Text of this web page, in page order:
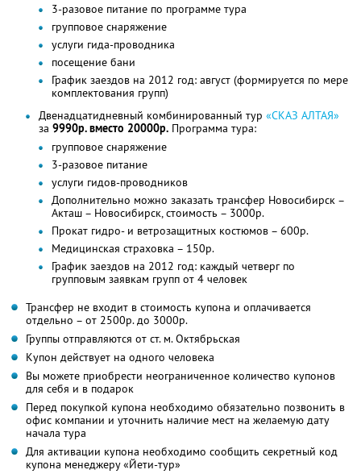
3-разовое питание по программе тура
групповое снаряжение
услуги гида-проводника
посещение бани
График заездов на 2012 год: август (формируется по мере
комплектования групп)
Двенадцатидневный комбинированный тур «СКАЗ АЛТАЯ»
за 9990р. вместо 20000р. Программа тура:
групповое снаряжение
3-разовое питание
услуги гидов-проводников
Дополнительно можно заказать трансфер Новосибирск –
Акташ – Новосибирск, стоимость – 3000р.
Прокат гидро- и ветрозащитных костюмов – 600р.
Медицинская страховка – 150р.
График заездов на 2012 год: каждый четверг по
групповым заявкам групп от 4 человек
Трансфер не входит в стоимость купона и оплачивается
отдельно – от 2500р. до 3000р.
Группы отправляются от ст. м. Октябрьская
Купон действует на одного человека
Вы можете приобрести неограниченное количество купонов
для себя и в подарок
Перед покупкой купона необходимо обязательно позвонить в
офис компании и уточнить наличие мест на желаемую дату
начала тура
Для активации купона необходимо сообщить секретный код
купона менеджеру «Йети-тур»